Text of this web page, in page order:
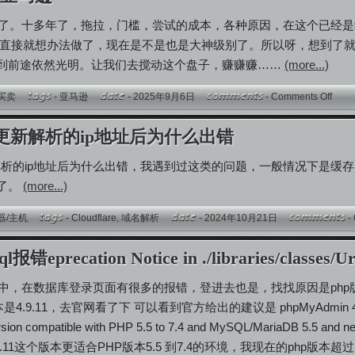
。十多年了，拖拉，门槛，尝试的成本，各种原因，在这个已经
接就想办法做了，现在是不是也是大神级别了。所以呀，想到了
前途依然光明。让我们去搅动这个盘子，赚赚赚…… (more...)
卖 -亚马逊 - 2025年9月6日 -Comments Off
新解析的ip地址后为什么出错
的ip地址后为什么出错，我遇到过这类的问题，一般情况下是缓
。 (more...)
/主机 -Cloudflare,域名解析 - 2024年10月21日 -
报错eprecation Notice in ./libraries/classes/
，在数据库登录页面有很多的报错，登进去也是，找找原因是
4.9.11，去官网看了下 可以看到官方给出的建议是 phpMyAdmin
compatible with PHP 5.5 to 7.4 and MySQL/MariaDB 5.5 and
这个版本更适合PHP版本5.5 到7.4的环境，我现在的php版本超